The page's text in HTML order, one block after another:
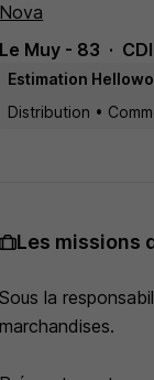
Nova
Le Muy - 83
CDI
Estimation
Distribution •
Les missions
Sous la
marchandises.